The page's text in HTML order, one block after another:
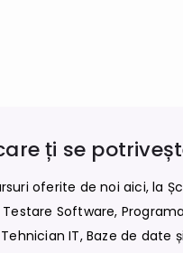
ți se
oferite de noi aici, la
Software,
IT, Baze de date